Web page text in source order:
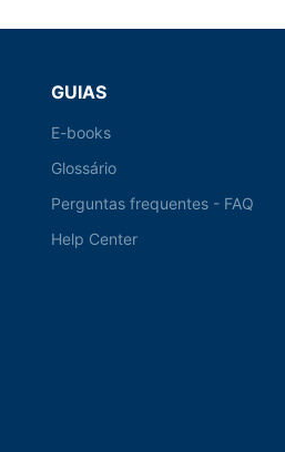
GUIAS
E-books
Glossário
Perguntas frequentes - FAQ
Help Center